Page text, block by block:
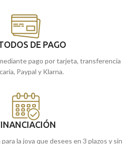
DE PAGO
pago por tarjeta, transferencia
Paypal y Klarna.
la joya que desees en 3 plazos y sin